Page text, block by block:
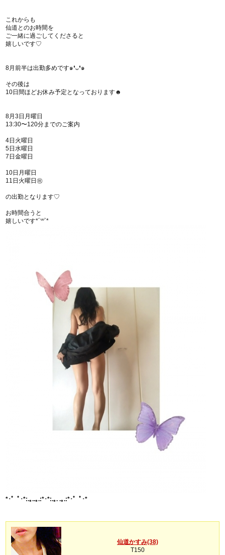
これからも
仙道とのお時間を
ご一緒に過ごしてくださると
嬉しいです♡
8月前半は出勤多めです๑❛ᴗ❛๑
その後は
10日間ほどお休み予定となっております☻
8月3日月曜日
13:30〜120分までのご案内
4日火曜日
5日水曜日
7日金曜日
10日月曜日
11日火曜日㊗︎
の出勤となります♡
お時間合うと
嬉しいです*´꒳`*
*･゜ﾟ･*:.｡..｡.:*･*:.｡. .｡.:*･゜ﾟ･*
仙道かすみ(38)
T150